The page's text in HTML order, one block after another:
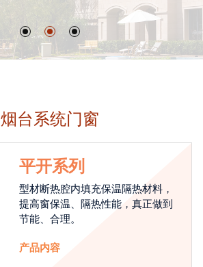
烟台系统门窗
平开系列
型材断热腔内填充保温隔热材料，
提高窗保温、隔热性能，真正做到
节能、合理。
产品内容